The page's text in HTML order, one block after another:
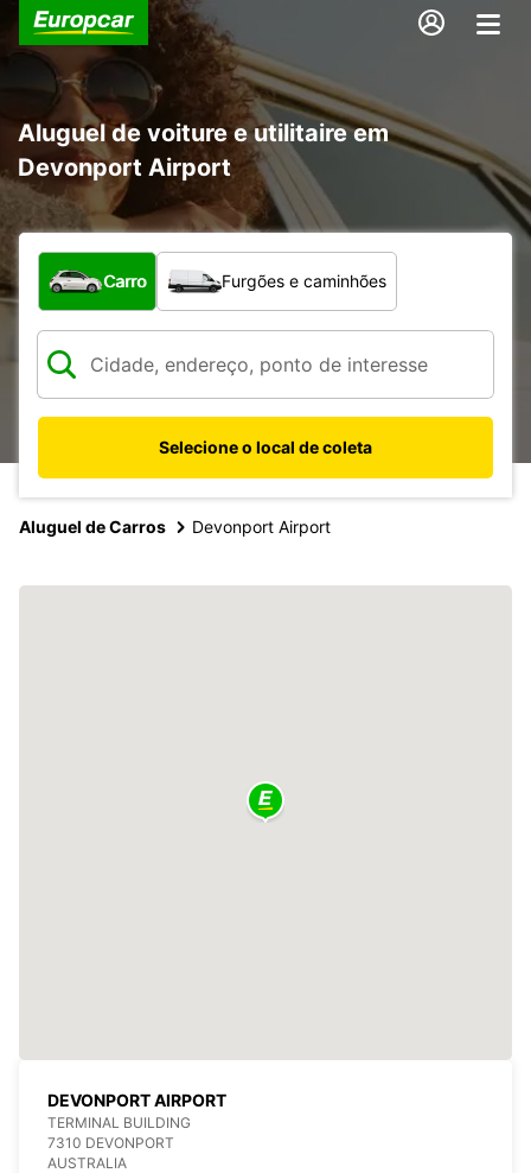
Aluguel de voiture e utilitaire em
Devonport Airport
Qual tipo de veículo?
Carro Furgões e caminhões
Selecione o local de coleta
Aluguel de Carros Devonport Airport
DEVONPORT AIRPORT
TERMINAL BUILDING
7310 DEVONPORT
AUSTRALIA